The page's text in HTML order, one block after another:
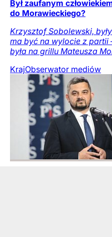
Był zaufanym
do Morawieckiego?
Krzysztof Sobolewski,
ma być na wylocie z partii
była na grillu Mateusza
KrajObserwator mediów